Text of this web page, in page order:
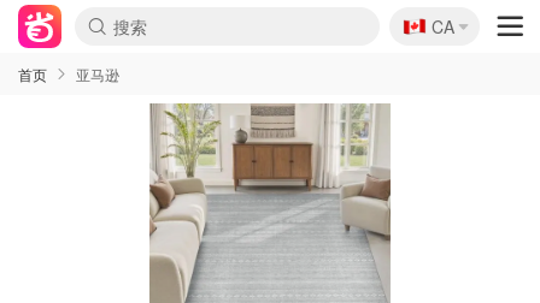
🇨🇦
CA
首页 亚马逊